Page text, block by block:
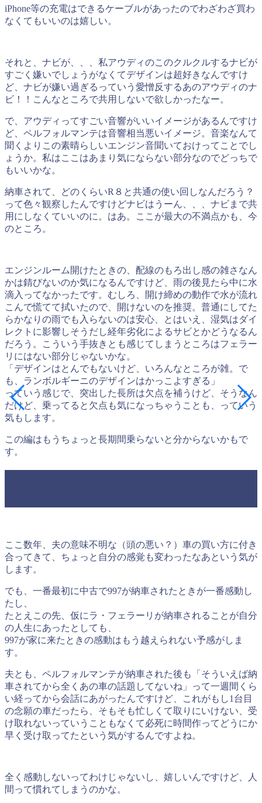
iPhone等の充電はできるケーブルがあったのでわざわざ買わ
なくてもいいのは嬉しい。
それと、ナビが、、、私アウディのこのクルクルするナビが
すごく嫌いでしょうがなくてデザインは超好きなんですけ
ど、ナビが嫌い過ぎるっていう愛憎反するあのアウディのナ
ビ！！こんなところで共用しないで欲しかったなー。
で、アウディってすごい音響がいいイメージがあるんですけ
ど、ペルフォルマンテは音響相当悪いイメージ。音楽なんて
聞くよりこの素晴らしいエンジン音聞いておけってことでし
ょうか。私はここはあまり気にならない部分なのでどっちで
もいいかな。
納車されて、どのくらいR８と共通の使い回しなんだろう？
って色々観察したんですけどナビはうーん、、、ナビまで共
用にしなくていいのに。はあ。ここが最大の不満点かも、今
のところ。
エンジンルーム開けたときの、配線のもろ出し感の雑さなん
かは錆びないのか気になるんですけど、雨の後見たら中に水
滴入ってなかったです。むしろ、開け締めの動作で水が流れ
こんで慌てて拭いたので、開けないのを推奨。普通にしてた
らかなりの雨でも入らないのは安心、とはいえ、湿気はダイ
レクトに影響しそうだし経年劣化によるサビとかどうなるん
だろう。こういう手抜きとも感じてしまうところはフェラー
リにはない部分じゃないかな。
「デザインはとんでもないけど、いろんなところが雑。で
も、ランボルギーニのデザインはかっこよすぎる」
っていう感じで、突出した長所は欠点を補うけど、そうなん
だけど、乗ってると欠点も気になっちゃうことも、っていう
気もします。
この編はもうちょっと長期間乗らないと分からないかもで
す。
ここ数年、夫の意味不明な（頭の悪い？）車の買い方に付き
合ってきて、ちょっと自分の感覚も変わったなあという気が
します。
でも、一番最初に中古で997が納車されたときが一番感動し
たし、
たとえこの先、仮にラ・フェラーリが納車されることが自分
の人生にあったとしても、
997が家に来たときの感動はもう越えられない予感がしま
す。
夫とも、ペルフォルマンテが納車された後も「そういえば納
車されてから全くあの車の話題してないね」って一週間くら
い経ってから会話にあがったんですけど、これがもし1台目
の念願の車だったら、そもそも忙しくて取りにいけない、受
け取れないっていうこともなくて必死に時間作ってどうにか
早く受け取ってたという気がするんですよね。
全く感動しないってわけじゃないし、嬉しいんですけど、人
間って慣れてしまうのかな。